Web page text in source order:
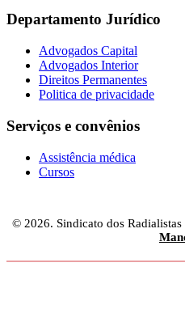
Departamento Jurídico
Advogados Capital
Advogados Interior
Direitos Permanentes
Politica de privacidade
Serviços e convênios
Assistência médica
Cursos
© 2026. Sindicato dos